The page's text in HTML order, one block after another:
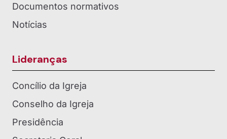
Documentos normativos
Notícias
Lideranças
Concílio da Igreja
Conselho da Igreja
Presidência